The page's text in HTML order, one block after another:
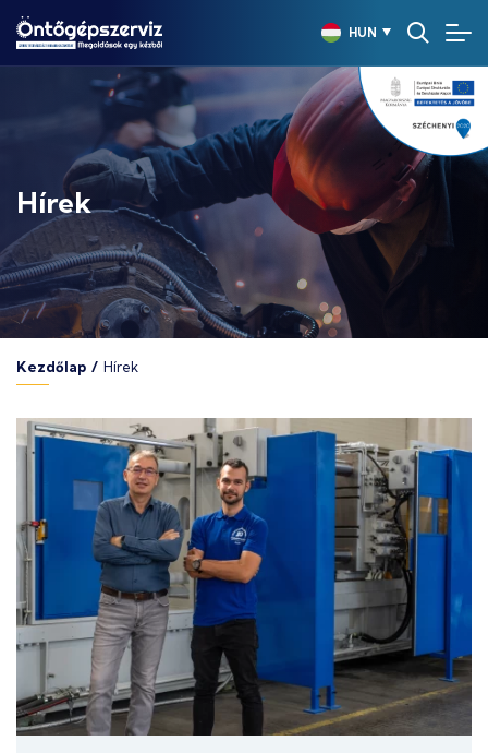
HUN
Hírek
Kezdőlap / Hírek